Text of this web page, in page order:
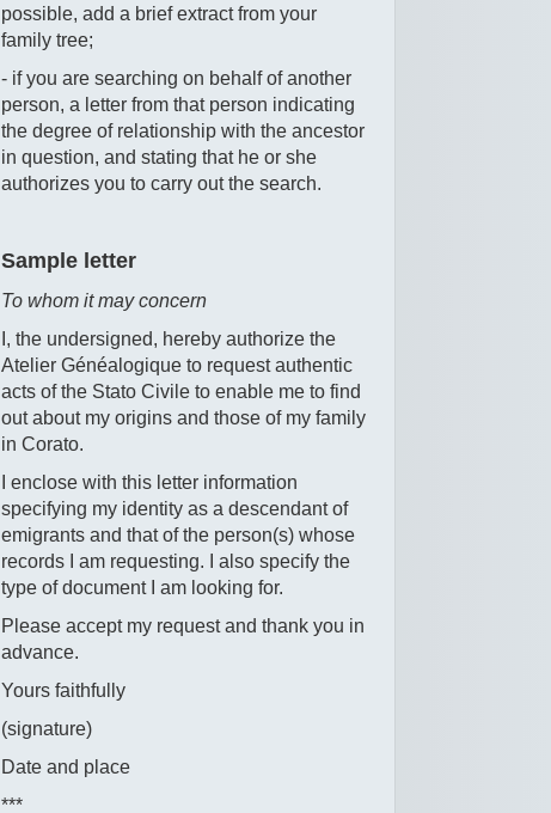
possible, add a brief extract from your
family tree;
- if you are searching on behalf of another
person, a letter from that person indicating
the degree of relationship with the ancestor
in question, and stating that he or she
authorizes you to carry out the search.
Sample letter
To whom it may concern
I, the undersigned, hereby authorize the
Atelier Généalogique to request authentic
acts of the Stato Civile to enable me to find
out about my origins and those of my family
in Corato.
I enclose with this letter information
specifying my identity as a descendant of
emigrants and that of the person(s) whose
records I am requesting. I also specify the
type of document I am looking for.
Please accept my request and thank you in
advance.
Yours faithfully
(signature)
Date and place
***